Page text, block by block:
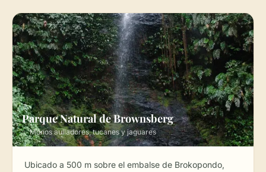
Parque Natural de Brownsberg
✨ Monos aulladores, tucanes y jaguares
Ubicado a 500 m sobre el embalse de Brokopondo,